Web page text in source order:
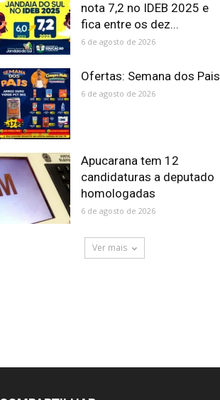
nota 7,2 no IDEB 2025 e
fica entre os dez...
6 de agosto de 2026
Ofertas: Semana dos Pais
6 de agosto de 2026
Apucarana tem 12
candidaturas a deputado
homologadas
6 de agosto de 2026
Ver mais